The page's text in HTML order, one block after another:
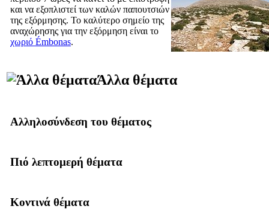
και να εξοπλιστεί των καλών παπουτσιών
της εξόρμησης. Το καλύτερο σημείο της
αναχώρησης για την εξόρμηση είναι το
χωριό Émbonas.
Άλλα θέματα
Αλληλοσύνδεση του θέματος
Πιό λεπτομερή θέματα
Κοντινά θέματα